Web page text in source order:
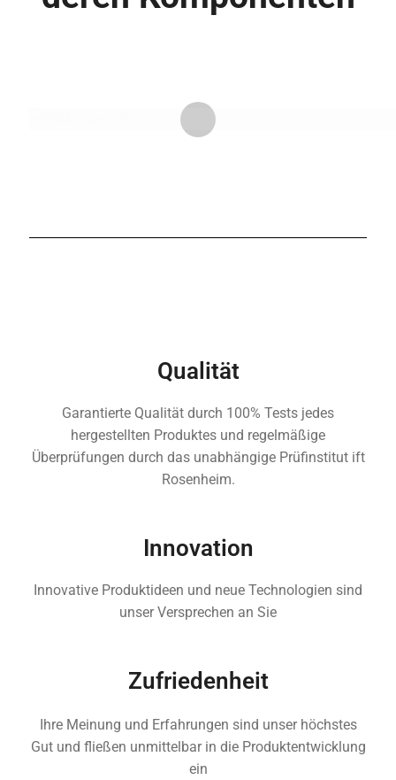
Qualität
Garantierte Qualität durch 100% Tests jedes
hergestellten Produktes und regelmäßige
Überprüfungen durch das unabhängige Prüfinstitut ift
Rosenheim.
Innovation
Innovative Produktideen und neue Technologien sind
unser Versprechen an Sie
Zufriedenheit
Ihre Meinung und Erfahrungen sind unser höchstes
Gut und fließen unmittelbar in die Produktentwicklung
ein